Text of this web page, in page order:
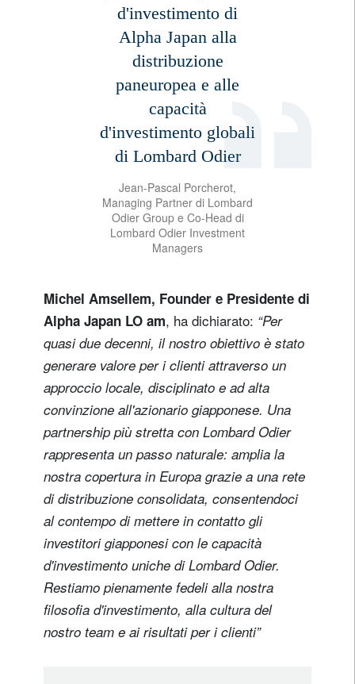
d'investimento di
Alpha Japan alla
distribuzione
paneuropea e alle
capacità
d'investimento globali
di Lombard Odier
Jean-Pascal Porcherot,
Managing Partner di Lombard
Odier Group e Co-Head di
Lombard Odier Investment
Managers
Michel Amsellem, Founder e Presidente di
Alpha Japan LO am, ha dichiarato: “Per
quasi due decenni, il nostro obiettivo è stato
generare valore per i clienti attraverso un
approccio locale, disciplinato e ad alta
convinzione all'azionario giapponese. Una
partnership più stretta con Lombard Odier
rappresenta un passo naturale: amplia la
nostra copertura in Europa grazie a una rete
di distribuzione consolidata, consentendoci
al contempo di mettere in contatto gli
investitori giapponesi con le capacità
d'investimento uniche di Lombard Odier.
Restiamo pienamente fedeli alla nostra
filosofia d'investimento, alla cultura del
nostro team e ai risultati per i clienti”